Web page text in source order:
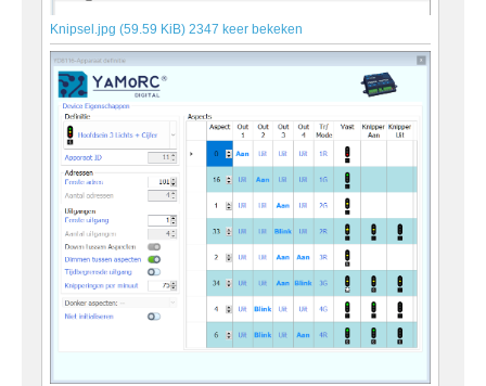
Knipsel.jpg (59.59 KiB) 2347 keer bekeken